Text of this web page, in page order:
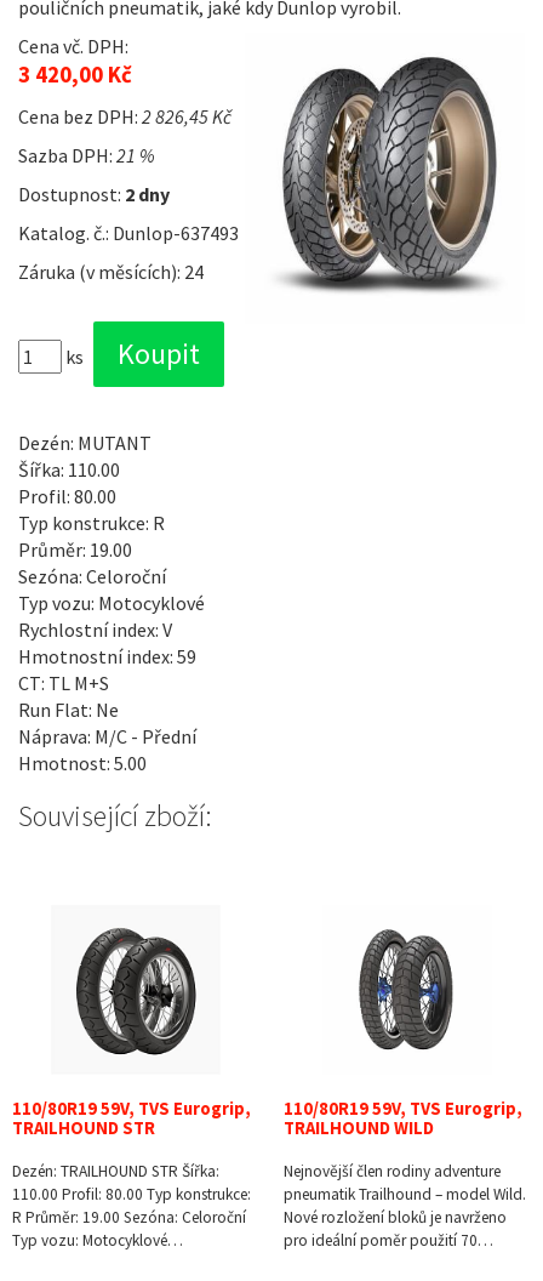
pouličních pneumatik, jaké kdy Dunlop vyrobil.
Cena vč. DPH:
3 420,00 Kč
Cena bez DPH: 2 826,45 Kč
Sazba DPH: 21 %
Dostupnost: 2 dny
Katalog. č.: Dunlop-637493
Záruka (v měsících): 24
ks
Dezén: MUTANT
Šířka: 110.00
Profil: 80.00
Typ konstrukce: R
Průměr: 19.00
Sezóna: Celoroční
Typ vozu: Motocyklové
Rychlostní index: V
Hmotnostní index: 59
CT: TL M+S
Run Flat: Ne
Náprava: M/C - Přední
Hmotnost: 5.00
Související zboží:
110/80R19 59V, TVS Eurogrip,
TRAILHOUND STR
Dezén: TRAILHOUND STR Šířka:
110.00 Profil: 80.00 Typ konstrukce:
R Průměr: 19.00 Sezóna: Celoroční
Typ vozu: Motocyklové…
110/80R19 59V, TVS Eurogrip,
TRAILHOUND WILD
Nejnovější člen rodiny adventure
pneumatik Trailhound – model Wild.
Nové rozložení bloků je navrženo
pro ideální poměr použití 70…